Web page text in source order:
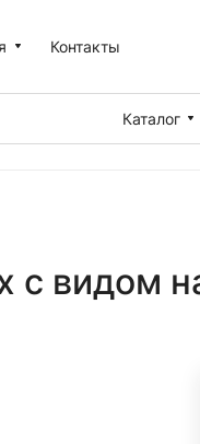
Контакты
Каталог
с видом